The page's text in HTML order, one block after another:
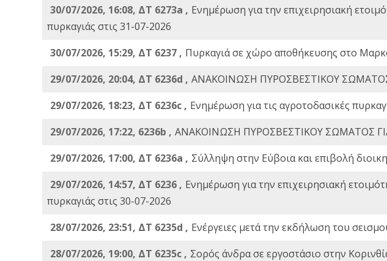
30/07/2026, 16:08, ΔΤ 6273a , Ενημέρωση για την επιχειρησιακή
πυρκαγιάς στις 31-07-2026
30/07/2026, 15:29, ΔΤ 6237 , Πυρκαγιά σε χώρο αποθήκευσης στο
29/07/2026, 20:04, ΔΤ 6236d , ΑΝΑΚΟΙΝΩΣΗ ΠΥΡΟΣΒΕΣΤΙΚΟΥ
29/07/2026, 18:23, ΔΤ 6236c , Ενημέρωση για τις αγροτοδασικές
29/07/2026, 17:22, 6236b , ΑΝΑΚΟΙΝΩΣΗ ΠΥΡΟΣΒΕΣΤΙΚΟΥ ΣΩΜΑΤΟΣ
29/07/2026, 17:00, ΔΤ 6236a , Σύλληψη στην Εύβοια και επιβολή
29/07/2026, 14:57, ΔΤ 6236 , Ενημέρωση για την επιχειρησιακή
πυρκαγιάς στις 30-07-2026
28/07/2026, 23:51, ΔΤ 6235d , Ενέργειες μετά την εκδήλωση του
28/07/2026, 19:00, ΔΤ 6235c , Σορός άνδρα σε εργοστάσιο στην